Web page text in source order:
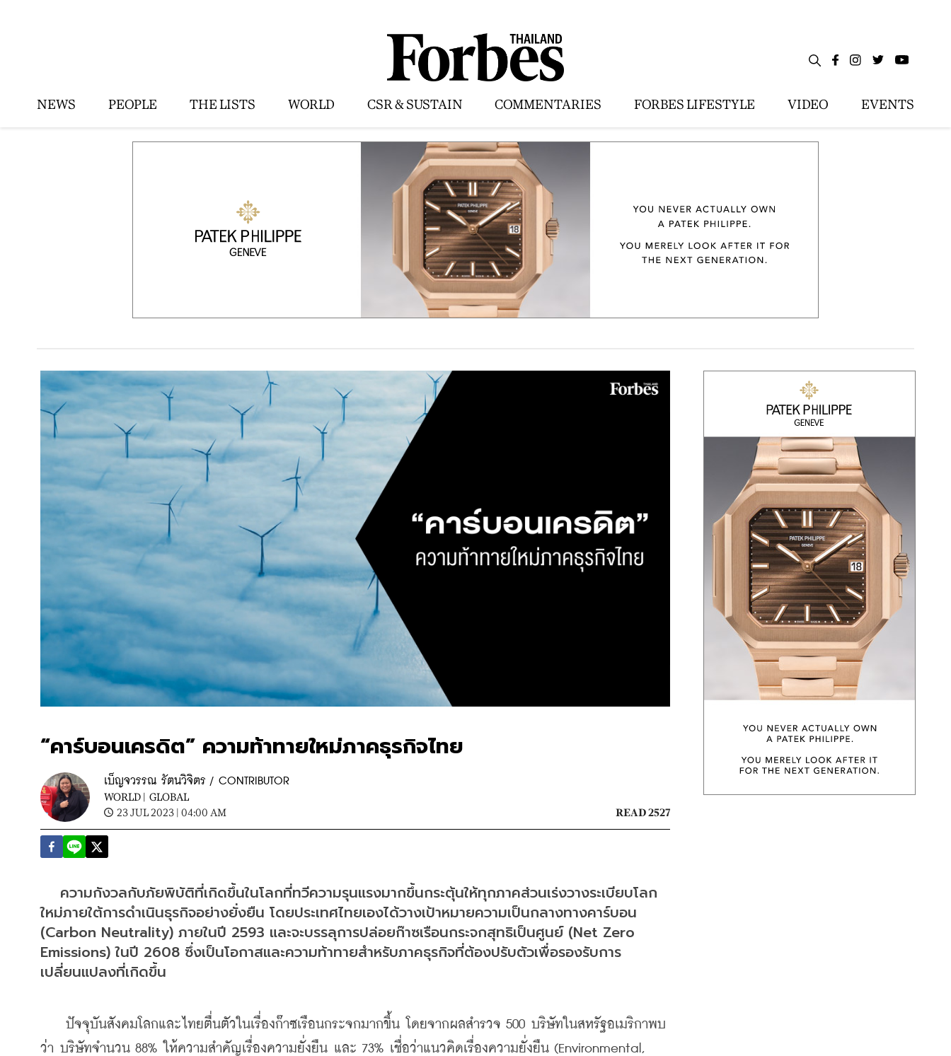
NEWS PEOPLE THE LISTS WORLD CSR & SUSTAIN COMMENTARIES FORBES LIFESTYLE VIDEO EVENTS
“คาร์บอนเครดิต” ความท้าทายใหม่ภาคธุรกิจไทย
เบ็ญจวรรณ รัตนวิจิตร / CONTRIBUTOR
WORLD | GLOBAL
23 JUL 2023 | 04:00 AM
READ 2527
ความกังวลกับภัยพิบัติที่เกิดขึ้นในโลกที่ทวีความรุนแรงมากขึ้นกระตุ้นให้ทุกภาคส่วนเร่งวางระเบียบโลก
ใหม่ภายใต้การดำเนินธุรกิจอย่างยั่งยืน โดยประเทศไทยเองได้วางเป้าหมายความเป็นกลางทางคาร์บอน
(Carbon Neutrality) ภายในปี 2593 และจะบรรลุการปล่อยก๊าซเรือนกระจกสุทธิเป็นศูนย์ (Net Zero
Emissions) ในปี 2608 ซึ่งเป็นโอกาสและความท้าทายสำหรับภาคธุรกิจที่ต้องปรับตัวเพื่อรองรับการ
เปลี่ยนแปลงที่เกิดขึ้น
ปัจจุบันสังคมโลกและไทยตื่นตัวในเรื่องก๊าซเรือนกระจกมากขึ้น โดยจากผลสำรวจ 500 บริษัทในสหรัฐอเมริกาพบ
ว่า บริษัทจำนวน 88% ให้ความสำคัญเรื่องความยั่งยืน และ 73% เชื่อว่าแนวคิดเรื่องความยั่งยืน (Environmental,